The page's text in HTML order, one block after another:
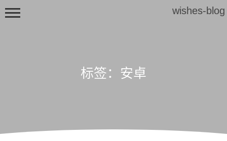
标签：安卓
wishes-blog
文章归档